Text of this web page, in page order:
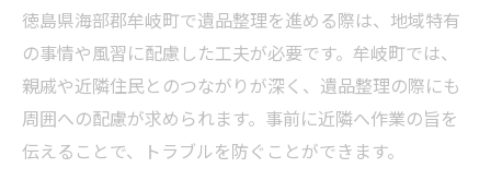
徳島県海部郡牟岐町で遺品整理を進める際は、地域特有
の事情や風習に配慮した工夫が必要です。牟岐町では、
親戚や近隣住民とのつながりが深く、遺品整理の際にも
周囲への配慮が求められます。事前に近隣へ作業の旨を
伝えることで、トラブルを防ぐことができます。